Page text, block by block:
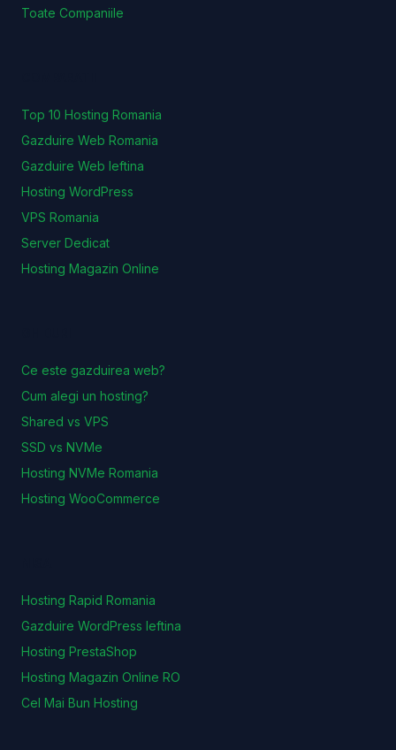
Toate Companiile
Top 10 Hosting Romania
Gazduire Web Romania
Gazduire Web Ieftina
Hosting WordPress
VPS Romania
Server Dedicat
Hosting Magazin Online
Ce este gazduirea web?
Cum alegi un hosting?
Shared vs VPS
SSD vs NVMe
Hosting NVMe Romania
Hosting WooCommerce
Hosting Rapid Romania
Gazduire WordPress Ieftina
Hosting PrestaShop
Hosting Magazin Online RO
Cel Mai Bun Hosting